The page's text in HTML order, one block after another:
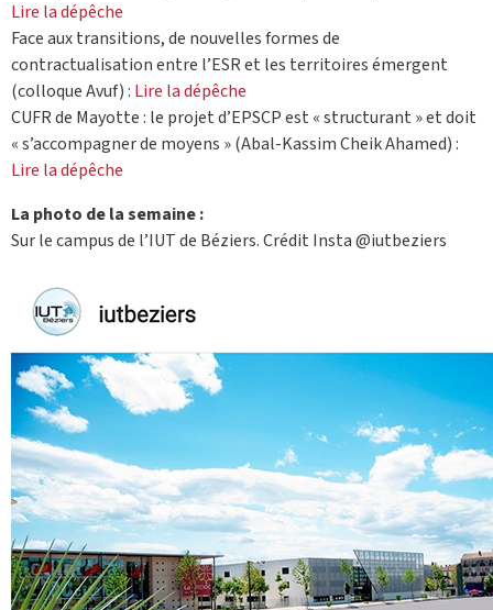
Lire la dépêche
Face aux transitions, de nouvelles formes de
contractualisation entre l’ESR et les territoires émergent
(colloque Avuf) : Lire la dépêche
CUFR de Mayotte : le projet d’EPSCP est « structurant » et doit
« s’accompagner de moyens » (Abal-Kassim Cheik Ahamed) :
Lire la dépêche
La photo de la semaine :
Sur le campus de l’IUT de Béziers. Crédit Insta @iutbeziers